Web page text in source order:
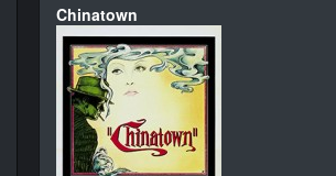
Chinatown